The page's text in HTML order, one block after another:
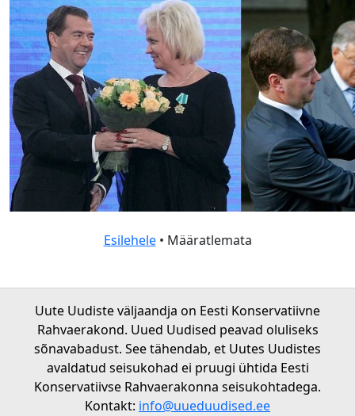
Esilehele• Määratlemata
Uute Uudiste väljaandja on Eesti Konservatiivne
Rahvaerakond. Uued Uudised peavad oluliseks
sõnavabadust. See tähendab, et Uutes Uudistes
avaldatud seisukohad ei pruugi ühtida Eesti
Konservatiivse Rahvaerakonna seisukohtadega.
Kontakt: info@uueduudised.ee